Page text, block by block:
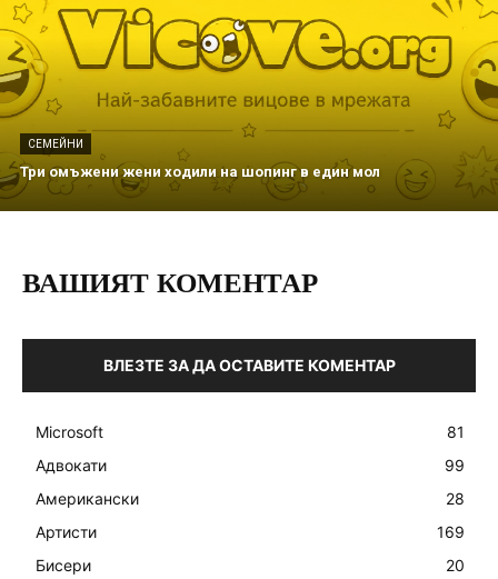
СЕМЕЙНИ
Три омъжени жени ходили на шопинг в един мол
ВАШИЯТ КОМЕНТАР
ВЛЕЗТЕ ЗА ДА ОСТАВИТЕ КОМЕНТАР
Microsoft
81
Адвокати
99
Американски
28
Артисти
169
Бисери
20